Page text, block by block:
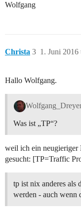
Wolfgang
Christa 1. Juni 2016
3
Hallo Wolfgang.
Was ist „TP“?
weil ich ein neugieriger
gesucht: [TP=Traffic
tp ist nix anderes als
werden - auch wenn